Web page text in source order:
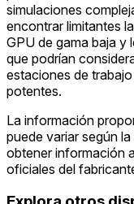
simulaciones
encontrar limitantes
GPU de gama baja y
que podrían
estaciones de
potentes.
La información
puede variar según
obtener información
oficiales del